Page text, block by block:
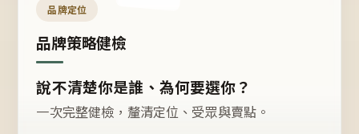
品牌定位
品牌策略健檢
說不清楚你是誰、為何要選你？
一次完整健檢，釐清定位、受眾與賣點。